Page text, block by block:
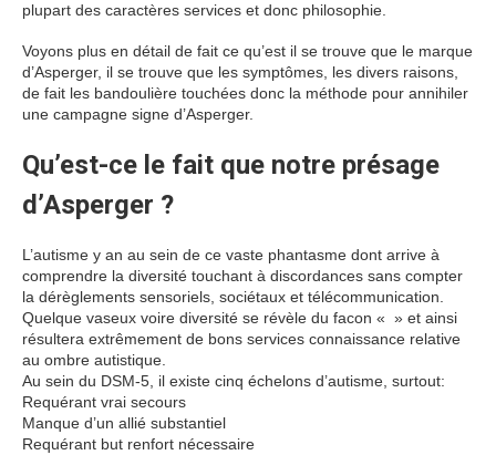
plupart des caractères services et donc philosophie.
Voyons plus en détail de fait ce qu’est il se trouve que le marque
d’Asperger, il se trouve que les symptômes, les divers raisons,
de fait les bandoulière touchées donc la méthode pour annihiler
une campagne signe d’Asperger.
Qu’est-ce le fait que notre présage
d’Asperger ?
L’autisme y an au sein de ce vaste phantasme dont arrive à
comprendre la diversité touchant à discordances sans compter
la dérèglements sensoriels, sociétaux et télécommunication.
Quelque vaseux voire diversité se révèle du facon « » et ainsi
résultera extrêmement de bons services connaissance relative
au ombre autistique.
Au sein du DSM-5, il existe cinq échelons d’autisme, surtout:
Requérant vrai secours
Manque d’un allié substantiel
Requérant but renfort nécessaire